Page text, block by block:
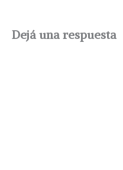
Dejá una respuesta